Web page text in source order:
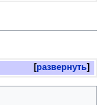
развернуть